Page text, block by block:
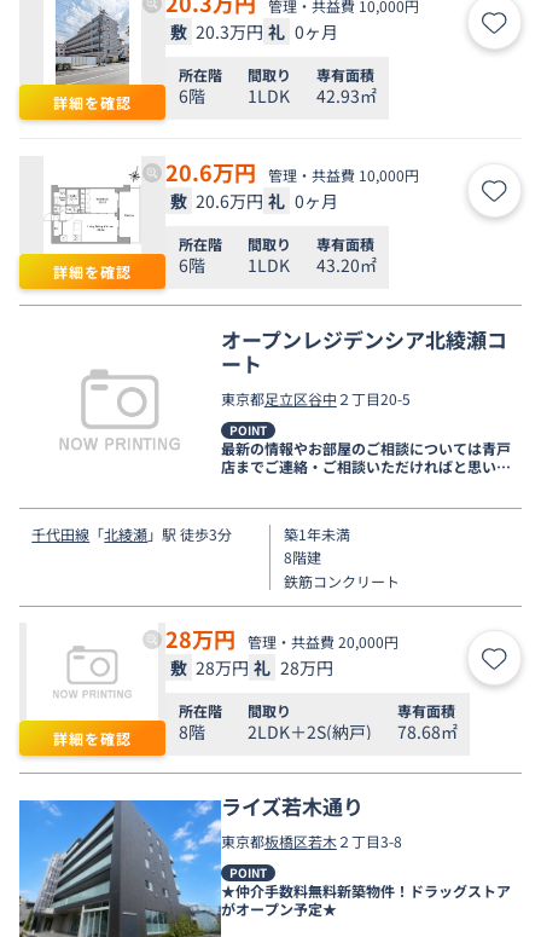
詳細を確認
管理・共益費 10,000円
敷 20.3万円 礼 0ヶ月 お気
所在階
6階
間取り
1LDK
専有面積
42.93㎡
詳細を確認
20.6万円 管理・共益費 10,000円
敷 20.6万円 礼 0ヶ月 お気
所在階
6階
間取り
1LDK
専有面積
43.20㎡
オープンレジデンシア北綾瀬コ
ート
東京都足立区谷中 ２丁目20-5
POINT
最新の情報やお部屋のご相談については青戸
店までご連絡・ご相談いただければと思いま
千代田線 「北綾瀬」駅 徒歩3分
築1年未満
8階建
鉄筋コンクリート
詳細を確認
28万円 管理・共益費 20,000円
敷 28万円 礼 28万円 お気
所在階
8階
間取り
2LDK＋2S(納戸)
専有面積
78.68㎡
ライズ若木通り
東京都板橋区若木２丁目3-8
POINT
★仲介手数料無料新築物件！ドラッグストア
がオープン予定★